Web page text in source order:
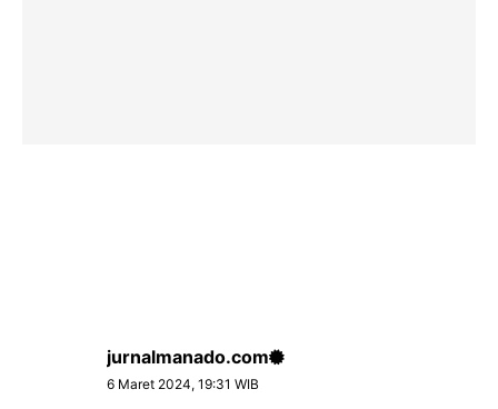
jurnalmanado.com
6 Maret 2024, 19:31 WIB